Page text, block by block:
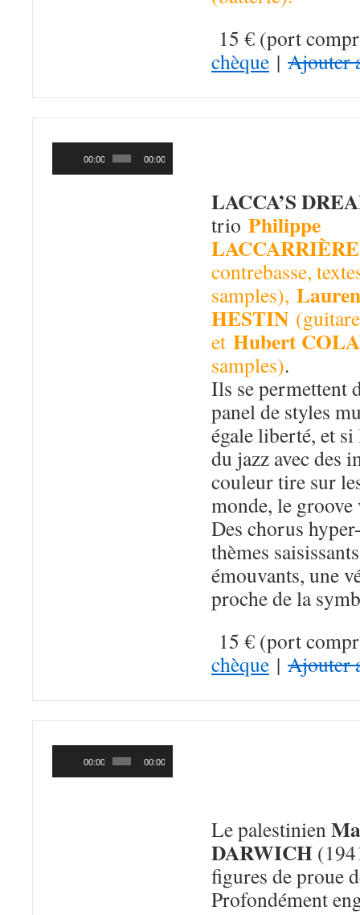
15 € (port
chèque | Ajouter
00:00 00:00
LACCA’S
trio Philippe
LACCARRIÈRE
contrebasse,
samples),
HESTIN
et Hubert
samples).
Ils se permettent
panel de styles
égale liberté, et
du jazz avec des
couleur tire sur
monde, le
Des chorus
thèmes
émouvants, une
proche de la
15 € (port
chèque | Ajouter
00:00 00:00
Le palestinien
DARWICH
figures de proue
Profondément